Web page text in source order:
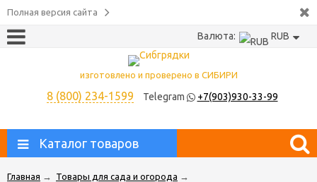
Полная версия сайта
Валюта: RUB
изготовлено и проверено в СИБИРИ
8 (800) 234-1599 Telegram +7(903)930-33-99
Каталог товаров
Главная → Товары для сада и огорода →